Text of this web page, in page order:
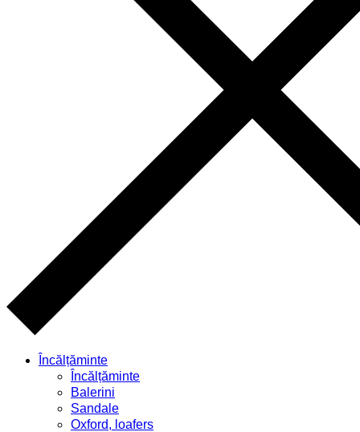
Încălțăminte
Încălțăminte
Balerini
Sandale
Oxford, loafers